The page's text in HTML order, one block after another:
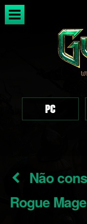
Não consigo iniciar GWENT:
Rogue Mage